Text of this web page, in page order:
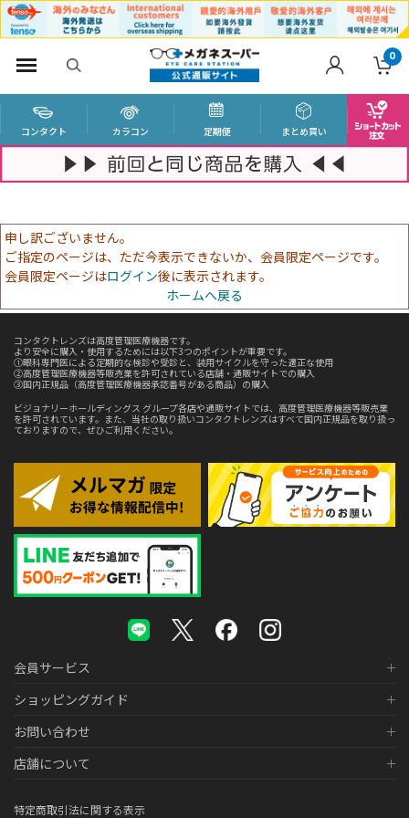
0
コンタクト カラコン 定期便 まとめ買い
申し訳ございません。
ご指定のページは、ただ今表示できないか、会員限定ページです。
会員限定ページはログイン後に表示されます。
ホームへ戻る
コンタクトレンズは高度管理医療機器です。
より安全に購入・使用するためには以下3つのポイントが重要です。
①眼科専門医による定期的な検診や受診と、装用サイクルを守った適正な使用
②高度管理医療機器等販売業を許可されている店舗・通販サイトでの購入
③国内正規品（高度管理医療機器承認番号がある商品）の購入
ビジョナリーホールディングス グループ各店や通販サイトでは、高度管理医療機器等販売業
を許可されています。また、当社の取り扱いコンタクトレンズはすべて国内正規品を取り扱っ
ておりますので、ぜひご利用ください。
会員サービス
ショッピングガイド
お問い合わせ
店舗について
特定商取引法に関する表示